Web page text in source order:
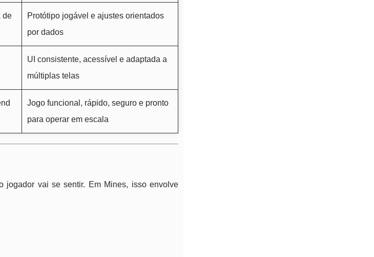
de
Protótipo jogável e ajustes orientados
por dados
UI consistente, acessível e adaptada a
múltiplas telas
Jogo funcional, rápido, seguro e pronto
para operar em escala
jogador vai se sentir. Em Mines, isso envolve